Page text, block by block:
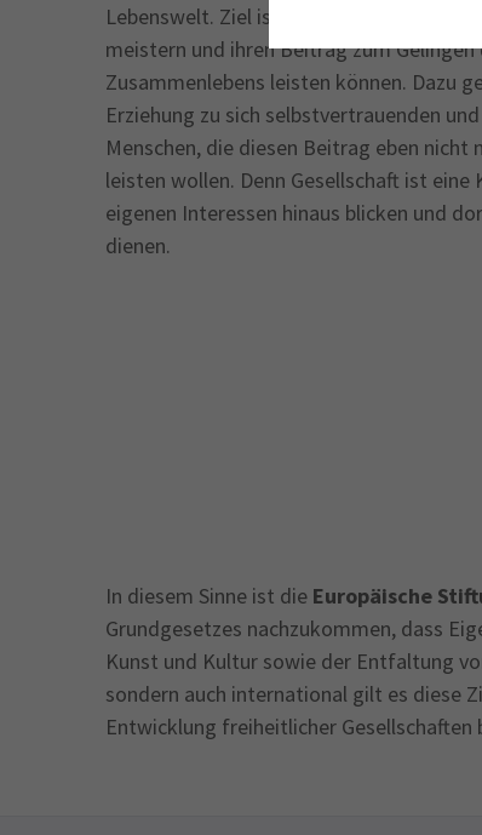
Lebenswelt. Ziel ist es, Menschen stark
meistern und ihren Beitrag zum
Zusammenlebens leisten können. Dazu
Erziehung zu sich selbstvertrauenden
Menschen, die diesen Beitrag eben nicht
leisten wollen. Denn Gesellschaft ist
eigenen Interessen hinaus blicken und
dienen.
In diesem Sinne ist die Europäische
Grundgesetzes nachzukommen, dass
Kunst und Kultur sowie der Entfaltung
sondern auch international gilt es diese
Entwicklung freiheitlicher Gesellschaften